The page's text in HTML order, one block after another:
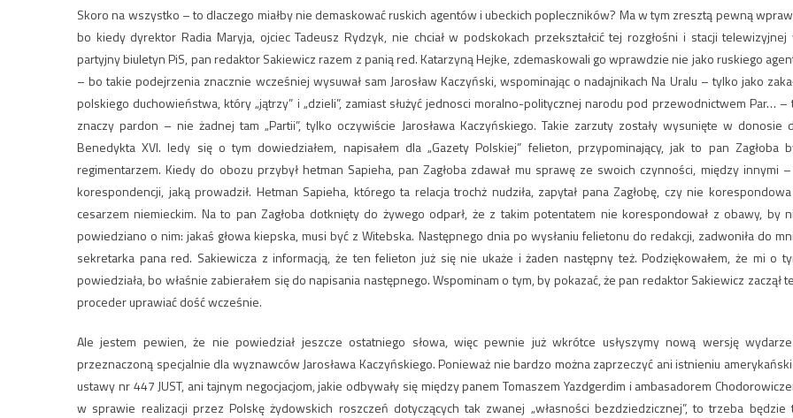
Skoro na wszystko – to dlaczego miałby nie demaskować ruskich agentów i ubeckich popleczników? Ma w tym zresztą pewną
bo kiedy dyrektor Radia Maryja, ojciec Tadeusz Rydzyk, nie chciał w podskokach przekształcić tej rozgłośni i stacji telewizyjnej
partyjny biuletyn PiS, pan redaktor Sakiewicz razem z panią red. Katarzyną Hejke, zdemaskowali go wprawdzie nie jako ruskiego
– bo takie podejrzenia znacznie wcześniej wysuwał sam Jarosław Kaczyński, wspominając o nadajnikach Na Uralu – tylko jako
polskiego duchowieństwa, który „jątrzy” i „dzieli”, zamiast służyć jednosci moralno-politycznej narodu pod przewodnictwem Par… –
znaczy pardon – nie żadnej tam „Partii”, tylko oczywiście Jarosława Kaczyńskiego. Takie zarzuty zostały wysunięte w donosie
Benedykta XVI. Iedy się o tym dowiedziałem, napisałem dla „Gazety Polskiej” felieton, przypominający, jak to pan Zagłoba
regimentarzem. Kiedy do obozu przybył hetman Sapieha, pan Zagłoba zdawał mu sprawę ze swoich czynności, między innymi
korespondencji, jaką prowadził. Hetman Sapieha, którego ta relacja trochż nudziła, zapytał pana Zagłobę, czy nie
cesarzem niemieckim. Na to pan Zagłoba dotknięty do żywego odparł, że z takim potentatem nie korespondował z obawy, by
powiedziano o nim: jakaś głowa kiepska, musi być z Witebska. Następnego dnia po wysłaniu felietonu do redakcji, zadwoniła do
sekretarka pana red. Sakiewicza z informacją, że ten felieton już się nie ukaże i żaden następny też. Podziękowałem, że mi o
powiedziała, bo właśnie zabierałem się do napisania następnego. Wspominam o tym, by pokazać, że pan redaktor Sakiewicz zaczął
proceder uprawiać dość wcześnie.
Ale jestem pewien, że nie powiedział jeszcze ostatniego słowa, więc pewnie już wkrótce usłyszymy nową wersję
przeznaczoną specjalnie dla wyznawców Jarosława Kaczyńskiego. Ponieważ nie bardzo można zaprzeczyć ani istnieniu
ustawy nr 447 JUST, ani tajnym negocjacjom, jakie odbywały się między panem Tomaszem Yazdgerdim i ambasadorem
w sprawie realizacji przez Polskę żydowskich roszczeń dotyczących tak zwanej „własności bezdziedzicznej”, to trzeba będzie